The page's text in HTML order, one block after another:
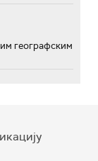
географским